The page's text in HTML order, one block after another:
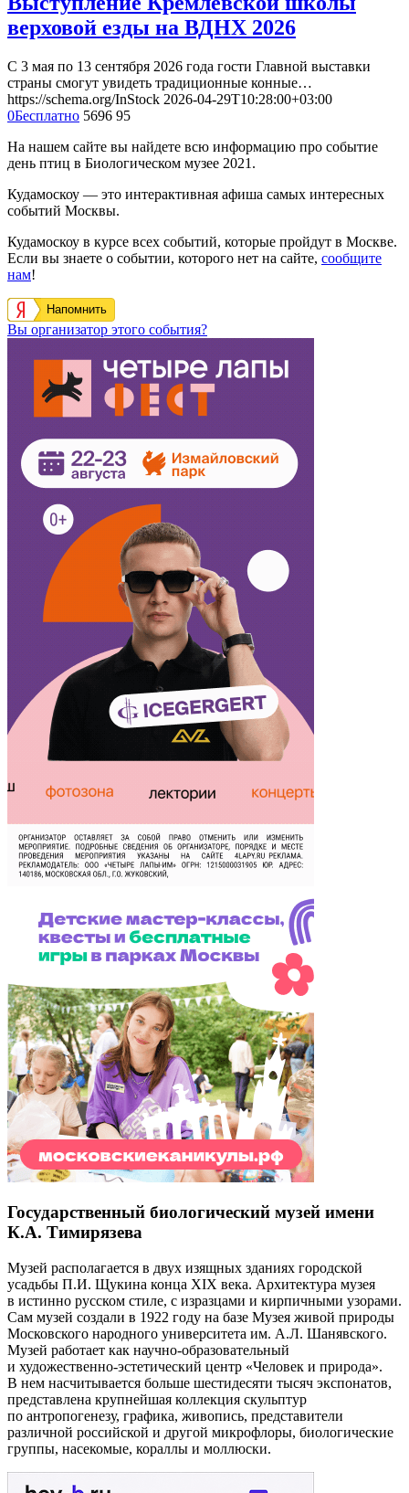
верховой езды на ВДНХ 2026
С 3 мая по 13 сентября 2026 года гости Главной выставки
страны смогут увидеть традиционные конные…
https://schema.org/InStock 2026-04-29T10:28:00+03:00
0Бесплатно 5696 95
На нашем сайте вы найдете всю информацию про событие
день птиц в Биологическом музее 2021.
Кудамоскоу — это интерактивная афиша самых интересных
событий Москвы.
Кудамоскоу в курсе всех событий, которые пройдут в Москве.
Если вы знаете о событии, которого нет на сайте, сообщите
нам!
Напомнить
Вы организатор этого события?
Государственный биологический музей имени
К.А. Тимирязева
Музей располагается в двух изящных зданиях городской
усадьбы П.И. Щукина конца XIX века. Архитектура музея
в истинно русском стиле, с изразцами и кирпичными узорами.
Сам музей создали в 1922 году на базе Музея живой природы
Московского народного университета им. А.Л. Шанявского.
Музей работает как научно-образовательный
и художественно-эстетический центр «Человек и природа».
В нем насчитывается больше шестидесяти тысяч экспонатов,
представлена крупнейшая коллекция скульптур
по антропогенезу, графика, живопись, представители
различной российской и другой микрофлоры, биологические
группы, насекомые, кораллы и моллюски.